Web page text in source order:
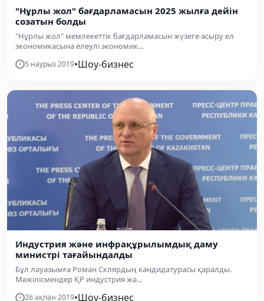
"Нұрлы жол" бағдарламасын 2025 жылға дейін
созатын болды
"Нұрлы жол" мемлекеттік бағдарламасын жүзеге асыру ел
экономикасына елеулі экономик...
5 наурыз 2019•Шоу-бизнес
Индустрия және инфрақұрылымдық даму
министрі тағайындалды
Бұл лауазымға Роман Склярдың кандидатурасы қаралды.
Мәжілісмендер ҚР индустрия жә...
26 ақпан 2019•Шоу-бизнес